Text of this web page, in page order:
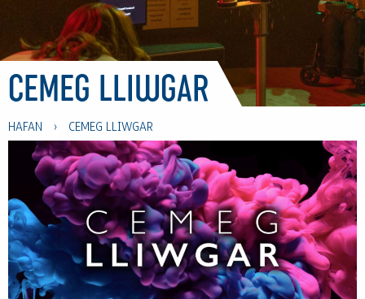
CEMEG LLIWGAR
HAFAN › CEMEG LLIWGAR